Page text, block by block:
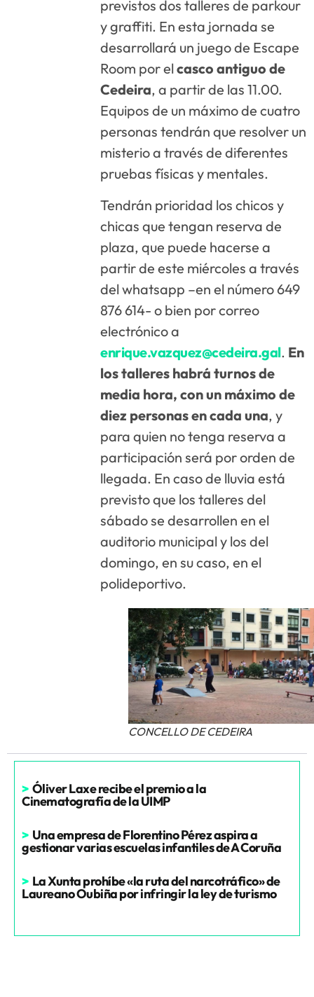
previstos dos talleres de parkour
y graffiti. En esta jornada se
desarrollará un juego de Escape
Room por elcasco antiguo de
Cedeira, a partir de las 11.00.
Equipos de un máximo de cuatro
personas tendrán que resolver un
misterio a través de diferentes
pruebas físicas y mentales.
Tendrán prioridad los chicos y
chicas que tengan reserva de
plaza, que puede hacerse a
partir de este miércoles a través
del whatsapp –en el número 649
876 614- o bien por correo
electrónico a
enrique.vazquez@cedeira.gal. En
los talleres habrá turnos de
media hora, con un máximo de
diez personas en cada una, y
para quien no tenga reserva a
participación será por orden de
llegada. En caso de lluvia está
previsto que los talleres del
sábado se desarrollen en el
auditorio municipal y los del
domingo, en su caso, en el
polideportivo.
CONCELLO DE CEDEIRA
> Óliver Laxe recibe el premio a la
Cinematografía de la UIMP
> Una empresa de Florentino Pérez aspira a
gestionar varias escuelas infantiles de A Coruña
> La Xunta prohíbe «la ruta del narcotráfico» de
Laureano Oubiña por infringir la ley de turismo